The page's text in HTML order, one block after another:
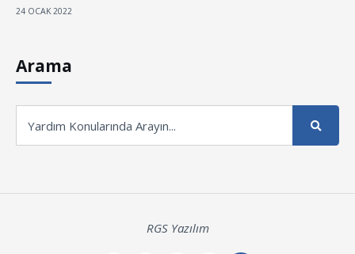
24 OCAK 2022
Arama
RGS Yazılım